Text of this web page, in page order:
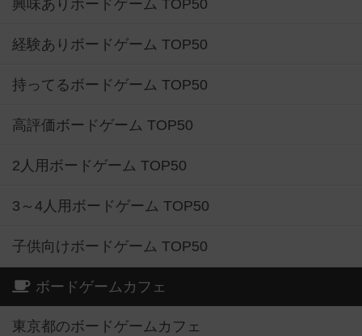
興味ありボードゲーム TOP50
経験ありボードゲーム TOP50
持ってるボードゲーム TOP50
高評価ボードゲーム TOP50
2人用ボードゲーム TOP50
3～4人用ボードゲーム TOP50
子供向けボードゲーム TOP50
ボードゲームカフェ
東京都のボードゲームカフェ